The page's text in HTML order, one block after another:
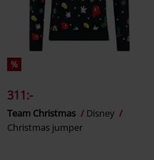
%
311:-
Team Christmas
Disney
Christmas jumper